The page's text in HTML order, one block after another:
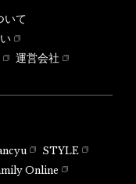
いて
運営会社
STYLE
Online